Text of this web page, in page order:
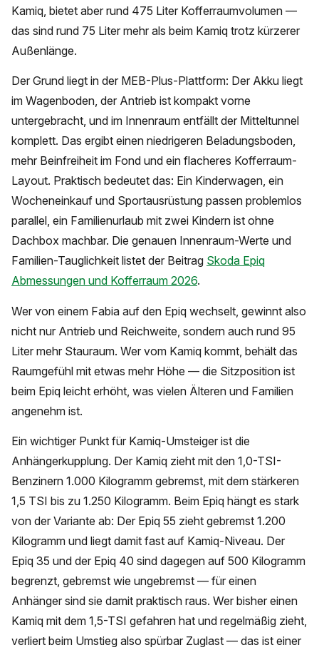
Kamiq, bietet aber rund 475 Liter Kofferraumvolumen —
das sind rund 75 Liter mehr als beim Kamiq trotz kürzerer
Außenlänge.
Der Grund liegt in der MEB-Plus-Plattform: Der Akku liegt
im Wagenboden, der Antrieb ist kompakt vorne
untergebracht, und im Innenraum entfällt der Mitteltunnel
komplett. Das ergibt einen niedrigeren Beladungsboden,
mehr Beinfreiheit im Fond und ein flacheres Kofferraum-
Layout. Praktisch bedeutet das: Ein Kinderwagen, ein
Wocheneinkauf und Sportausrüstung passen problemlos
parallel, ein Familienurlaub mit zwei Kindern ist ohne
Dachbox machbar. Die genauen Innenraum-Werte und
Familien-Tauglichkeit listet der Beitrag Skoda Epiq
Abmessungen und Kofferraum 2026.
Wer von einem Fabia auf den Epiq wechselt, gewinnt also
nicht nur Antrieb und Reichweite, sondern auch rund 95
Liter mehr Stauraum. Wer vom Kamiq kommt, behält das
Raumgefühl mit etwas mehr Höhe — die Sitzposition ist
beim Epiq leicht erhöht, was vielen Älteren und Familien
angenehm ist.
Ein wichtiger Punkt für Kamiq-Umsteiger ist die
Anhängerkupplung. Der Kamiq zieht mit den 1,0-TSI-
Benzinern 1.000 Kilogramm gebremst, mit dem stärkeren
1,5 TSI bis zu 1.250 Kilogramm. Beim Epiq hängt es stark
von der Variante ab: Der Epiq 55 zieht gebremst 1.200
Kilogramm und liegt damit fast auf Kamiq-Niveau. Der
Epiq 35 und der Epiq 40 sind dagegen auf 500 Kilogramm
begrenzt, gebremst wie ungebremst — für einen
Anhänger sind sie damit praktisch raus. Wer bisher einen
Kamiq mit dem 1,5-TSI gefahren hat und regelmäßig zieht,
verliert beim Umstieg also spürbar Zuglast — das ist einer